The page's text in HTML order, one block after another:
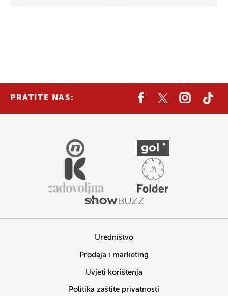
PRATITE NAS:
Uredništvo
Prodaja i marketing
Uvjeti korištenja
Politika zaštite privatnosti